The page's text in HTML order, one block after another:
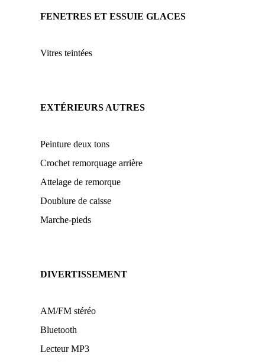
FENETRES ET ESSUIE GLACES
Vitres teintées
EXTÉRIEURS AUTRES
Peinture deux tons
Crochet remorquage arrière
Attelage de remorque
Doublure de caisse
Marche-pieds
DIVERTISSEMENT
AM/FM stéréo
Bluetooth
Lecteur MP3